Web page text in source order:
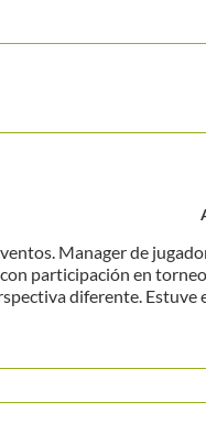
Manager de
participación en
diferente. Estuve